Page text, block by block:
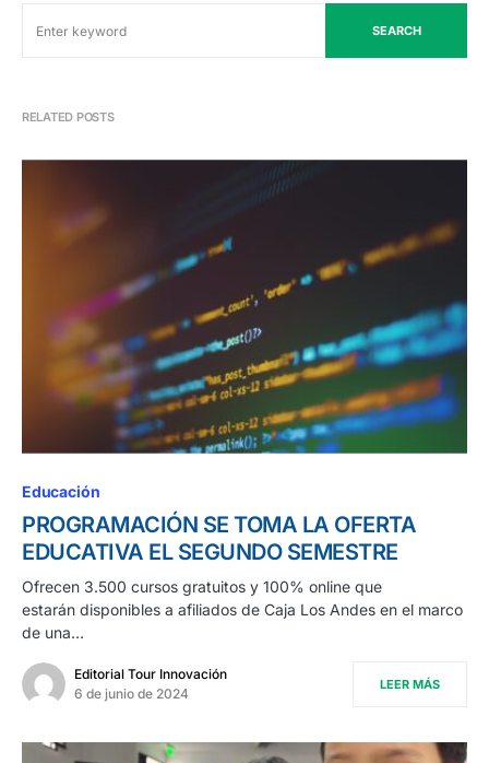
SEARCH
RELATED POSTS
Educación
PROGRAMACIÓN SE TOMA LA OFERTA
EDUCATIVA EL SEGUNDO SEMESTRE
Ofrecen 3.500 cursos gratuitos y 100% online que
estarán disponibles a afiliados de Caja Los Andes en el marco
de una…
Editorial Tour Innovación
6 de junio de 2024
LEER MÁS